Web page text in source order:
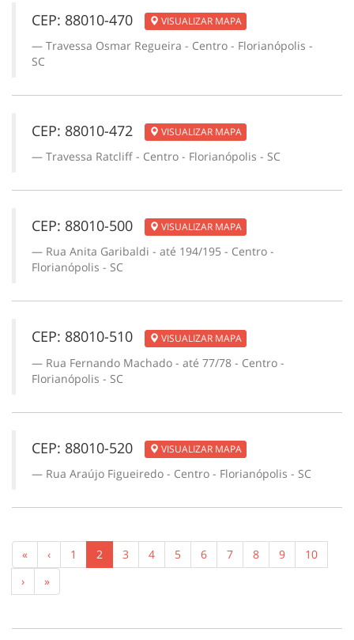
CEP: 88010-470 VISUALIZAR MAPA
Travessa Osmar Regueira - Centro - Florianópolis -
SC
CEP: 88010-472 VISUALIZAR MAPA
Travessa Ratcliff - Centro - Florianópolis - SC
CEP: 88010-500 VISUALIZAR MAPA
Rua Anita Garibaldi - até 194/195 - Centro -
Florianópolis - SC
CEP: 88010-510 VISUALIZAR MAPA
Rua Fernando Machado - até 77/78 - Centro -
Florianópolis - SC
CEP: 88010-520 VISUALIZAR MAPA
Rua Araújo Figueiredo - Centro - Florianópolis - SC
« ‹ 1 2 (current)
3 4 5 6 7 8 9
10
›
»